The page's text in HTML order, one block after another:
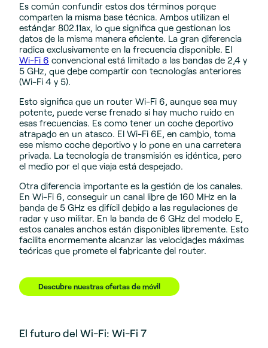
Es común confundir estos dos términos porque
comparten la misma base técnica. Ambos utilizan el
estándar 802.11ax, lo que significa que gestionan los
datos de la misma manera eficiente. La gran diferencia
radica exclusivamente en la frecuencia disponible. El
Wi-Fi 6 convencional está limitado a las bandas de 2,4 y
5 GHz, que debe compartir con tecnologías anteriores
(Wi-Fi 4 y 5).
Esto significa que un router Wi-Fi 6, aunque sea muy
potente, puede verse frenado si hay mucho ruido en
esas frecuencias. Es como tener un coche deportivo
atrapado en un atasco. El Wi-Fi 6E, en cambio, toma
ese mismo coche deportivo y lo pone en una carretera
privada. La tecnología de transmisión es idéntica, pero
el medio por el que viaja está despejado.
Otra diferencia importante es la gestión de los canales.
En Wi-Fi 6, conseguir un canal libre de 160 MHz en la
banda de 5 GHz es difícil debido a las regulaciones de
radar y uso militar. En la banda de 6 GHz del modelo E,
estos canales anchos están disponibles libremente. Esto
facilita enormemente alcanzar las velocidades máximas
teóricas que promete el fabricante del router.
Descubre nuestras ofertas de móvil
El futuro del Wi-Fi: Wi-Fi 7